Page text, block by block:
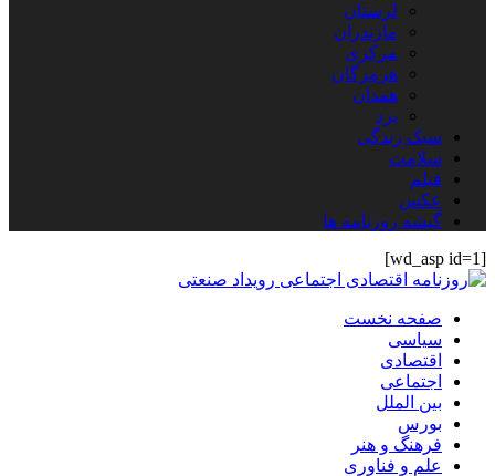
لرستان
مازندران
مرکزی
هرمزگان
همدان
یزد
سبک زندگی
سلامت
فیلم
عکس
گیشه روزنامه ها
[wd_asp id=1]
صفحه نخست
سیاسی
اقتصادی
اجتماعی
بین الملل
بورس
فرهنگ و هنر
علم و فناوری